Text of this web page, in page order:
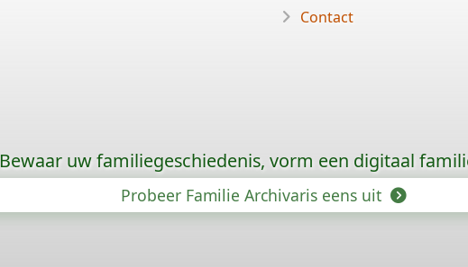
Contact
Bewaar uw familiegeschiedenis, vorm een digitaal
Probeer Familie Archivaris eens uit